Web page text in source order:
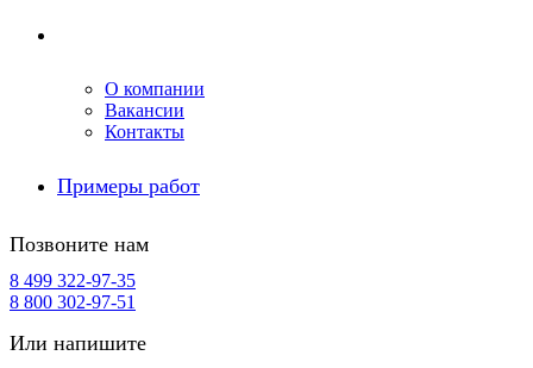
О компании
Вакансии
Контакты
Примеры работ
Позвоните нам
8 499 322-97-35
8 800 302-97-51
Или напишите